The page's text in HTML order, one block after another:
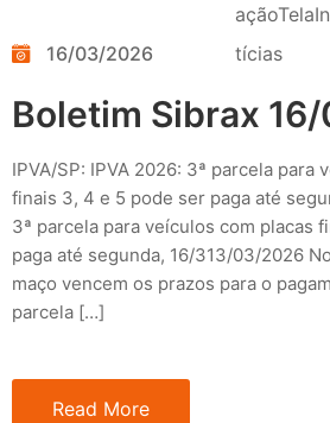
16/03/2026
tícias
Boletim Sibrax
IPVA/SP: IPVA 2026: 3ª parcela para
finais 3, 4 e 5 pode ser paga até
3ª parcela para veículos com placas
paga até segunda, 16/313/03/2026
maço vencem os prazos para o
parcela […]
Read More